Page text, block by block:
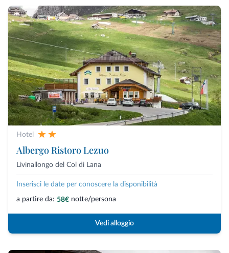
Hotel
Albergo Ristoro Lezuo
Livinallongo del Col di Lana
Inserisci le date per conoscere la disponibilità
a partire da: 58€ notte/persona
Vedi alloggio